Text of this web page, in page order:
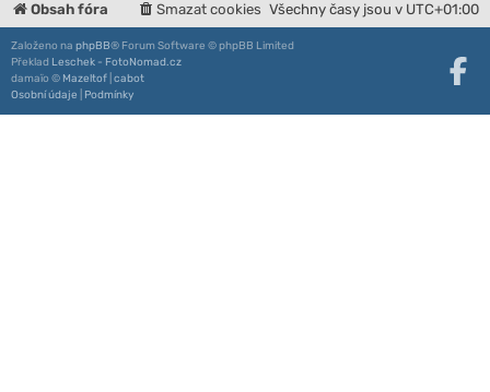
Obsah fóra Všechny časy jsou v UTC+01:00
Smazat cookies
Založeno na phpBB® Forum Software © phpBB Limited
Překlad Leschek - FotoNomad.cz
damaïo © Mazeltof cabot
Osobní údaje
Podmínky